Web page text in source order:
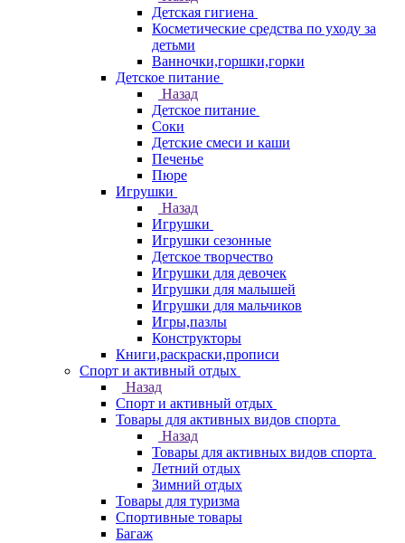
Детская гигиена
Косметические средства по уходу за
детьми
Ванночки,горшки,горки
Детское питание
Назад
Детское питание
Соки
Детские смеси и каши
Печенье
Пюре
Игрушки
Назад
Игрушки
Игрушки сезонные
Детское творчество
Игрушки для девочек
Игрушки для малышей
Игрушки для мальчиков
Игры,пазлы
Конструкторы
Книги,раскраски,прописи
Спорт и активный отдых
Назад
Спорт и активный отдых
Товары для активных видов спорта
Назад
Товары для активных видов спорта
Летний отдых
Зимний отдых
Товары для туризма
Спортивные товары
Багаж